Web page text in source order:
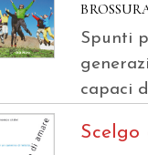
Spunti
capaci